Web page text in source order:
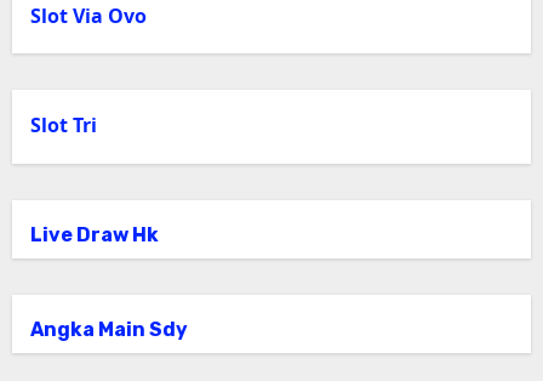
Slot Via Ovo
Slot Tri
Live Draw Hk
Angka Main Sdy